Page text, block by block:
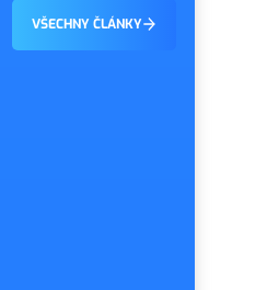
je, že tohle…
VŠECHNY ČLÁNKY